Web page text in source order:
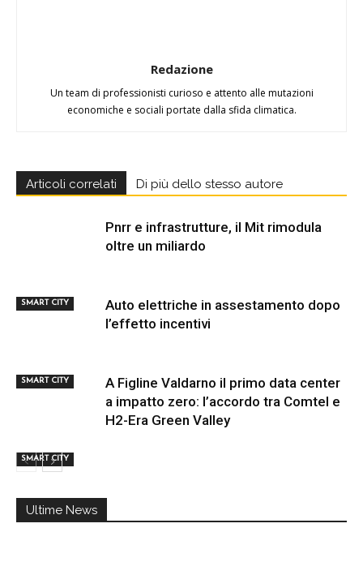
Redazione
Un team di professionisti curioso e attento alle mutazioni
economiche e sociali portate dalla sfida climatica.
Articoli correlati Di più dello stesso autore
SMART CITY
Pnrr e infrastrutture, il Mit rimodula
oltre un miliardo
SMART CITY
Auto elettriche in assestamento dopo
l’effetto incentivi
SMART CITY
A Figline Valdarno il primo data center
a impatto zero: l’accordo tra Comtel e
H2-Era Green Valley
Ultime News